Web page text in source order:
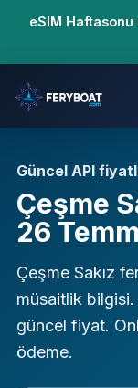
eSIM
Güncel API
Çeşme
26
Çeşme Sakız
müsaitlik
güncel fiyat.
ödeme.